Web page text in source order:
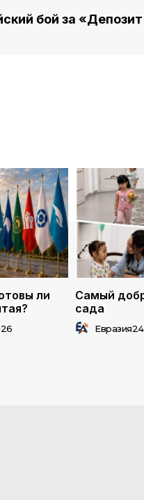
бой за «Депозит
ли
Самый
сада
Евразия24